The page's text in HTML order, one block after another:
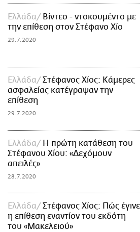
Ελλάδα
Βίντεο - ντοκουμέντο με
την επίθεση στον Στέφανο Χίο
29.7.2020
Ελλάδα
Στέφανος Χίος: Κάμερες
ασφαλείας κατέγραψαν την
επίθεση
29.7.2020
Ελλάδα
Η πρώτη κατάθεση του
Στέφανου Χίου: «Δεχόμουν
απειλές»
28.7.2020
Ελλάδα
Στέφανος Χίος: Πώς έγινε
η επίθεση εναντίον του εκδότη
του «Μακελειού»